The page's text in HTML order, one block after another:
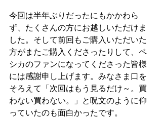
今回は半年ぶりだったにもかかわら
ず、たくさんの方にお越しいただけま
した。そして前回もご購入いただいた
方がまたご購入くださったりして、ペ
シカのファンになってくださった皆様
には感謝申し上げます。みなさま口を
そろえて「次回はもう見るだけ～。買
わない買わない。」と呪文のように仰
っていたのも面白かったです。